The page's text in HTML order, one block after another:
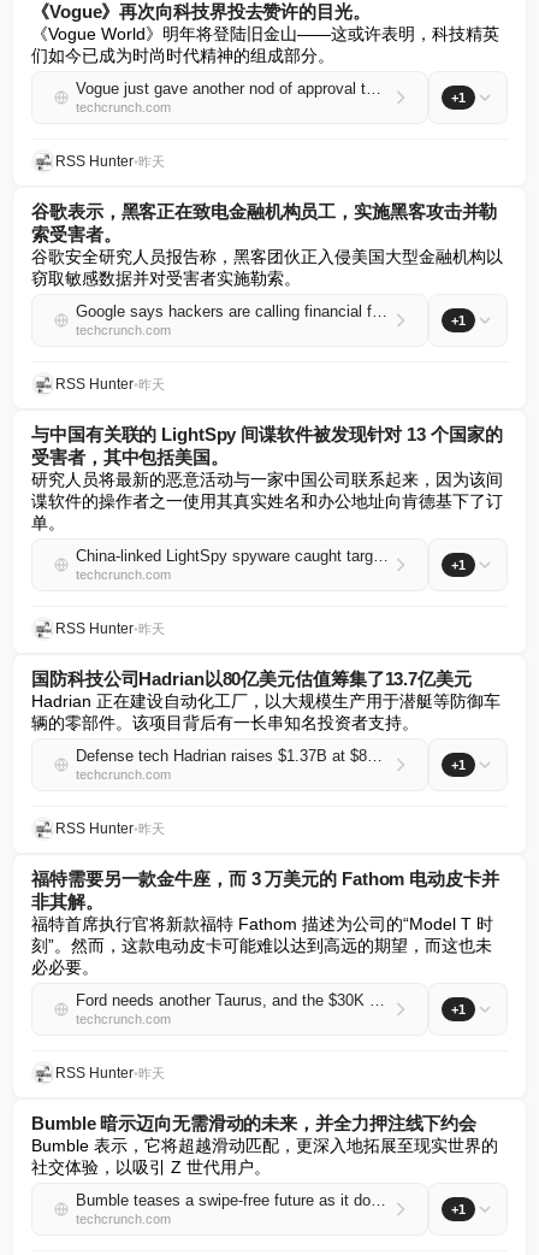
《Vogue》再次向科技界投去赞许的目光。
《Vogue World》明年将登陆旧金山——这或许表明，科技精英
们如今已成为时尚时代精神的组成部分。
Vogue just gave another nod of approval to the tech world
techcrunch.com
+1
RSS Hunter•昨天
谷歌表示，黑客正在致电金融机构员工，实施黑客攻击并勒
索受害者。
谷歌安全研究人员报告称，黑客团伙正入侵美国大型金融机构以
窃取敏感数据并对受害者实施勒索。
Google says hackers are calling financial firm employees to hack and extort victims
techcrunch.com
+1
RSS Hunter•昨天
与中国有关联的 LightSpy 间谍软件被发现针对 13 个国家的
受害者，其中包括美国。
研究人员将最新的恶意活动与一家中国公司联系起来，因为该间
谍软件的操作者之一使用其真实姓名和办公地址向肯德基下了订
单。
China-linked LightSpy spyware caught targeting victims in 13 countries, including the US
techcrunch.com
+1
RSS Hunter•昨天
国防科技公司Hadrian以80亿美元估值筹集了13.7亿美元
Hadrian 正在建设自动化工厂，以大规模生产用于潜艇等防御车
辆的零部件。该项目背后有一长串知名投资者支持。
Defense tech Hadrian raises $1.37B at $8B valuation
techcrunch.com
+1
RSS Hunter•昨天
福特需要另一款金牛座，而 3 万美元的 Fathom 电动皮卡并
非其解。
福特首席执行官将新款福特 Fathom 描述为公司的“Model T 时
刻”。然而，这款电动皮卡可能难以达到高远的期望，而这也未
必必要。
Ford needs another Taurus, and the $30K Fathom EV pickup isn’t it
techcrunch.com
+1
RSS Hunter•昨天
Bumble 暗示迈向无需滑动的未来，并全力押注线下约会
Bumble 表示，它将超越滑动匹配，更深入地拓展至现实世界的
社交体验，以吸引 Z 世代用户。
Bumble teases a swipe-free future as it doubles down on IRL meetups
techcrunch.com
+1